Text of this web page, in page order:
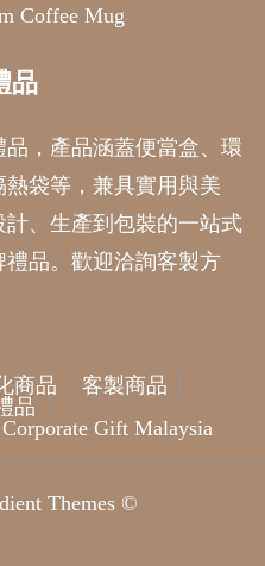
Coffee Mug
品
，產品涵蓋便當盒、環
袋等，兼具實用與美
、生產到包裝的一站式
品。歡迎洽詢客製方
商品
客製商品
品
Corporate Gift Malaysia
Themes ©